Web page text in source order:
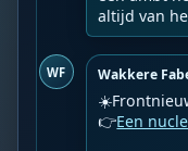
altijd van
WF Wakkere
👉Een